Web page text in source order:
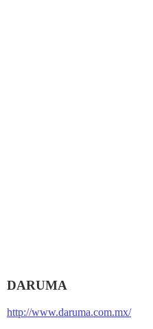
DARUMA
http://www.daruma.com.mx/